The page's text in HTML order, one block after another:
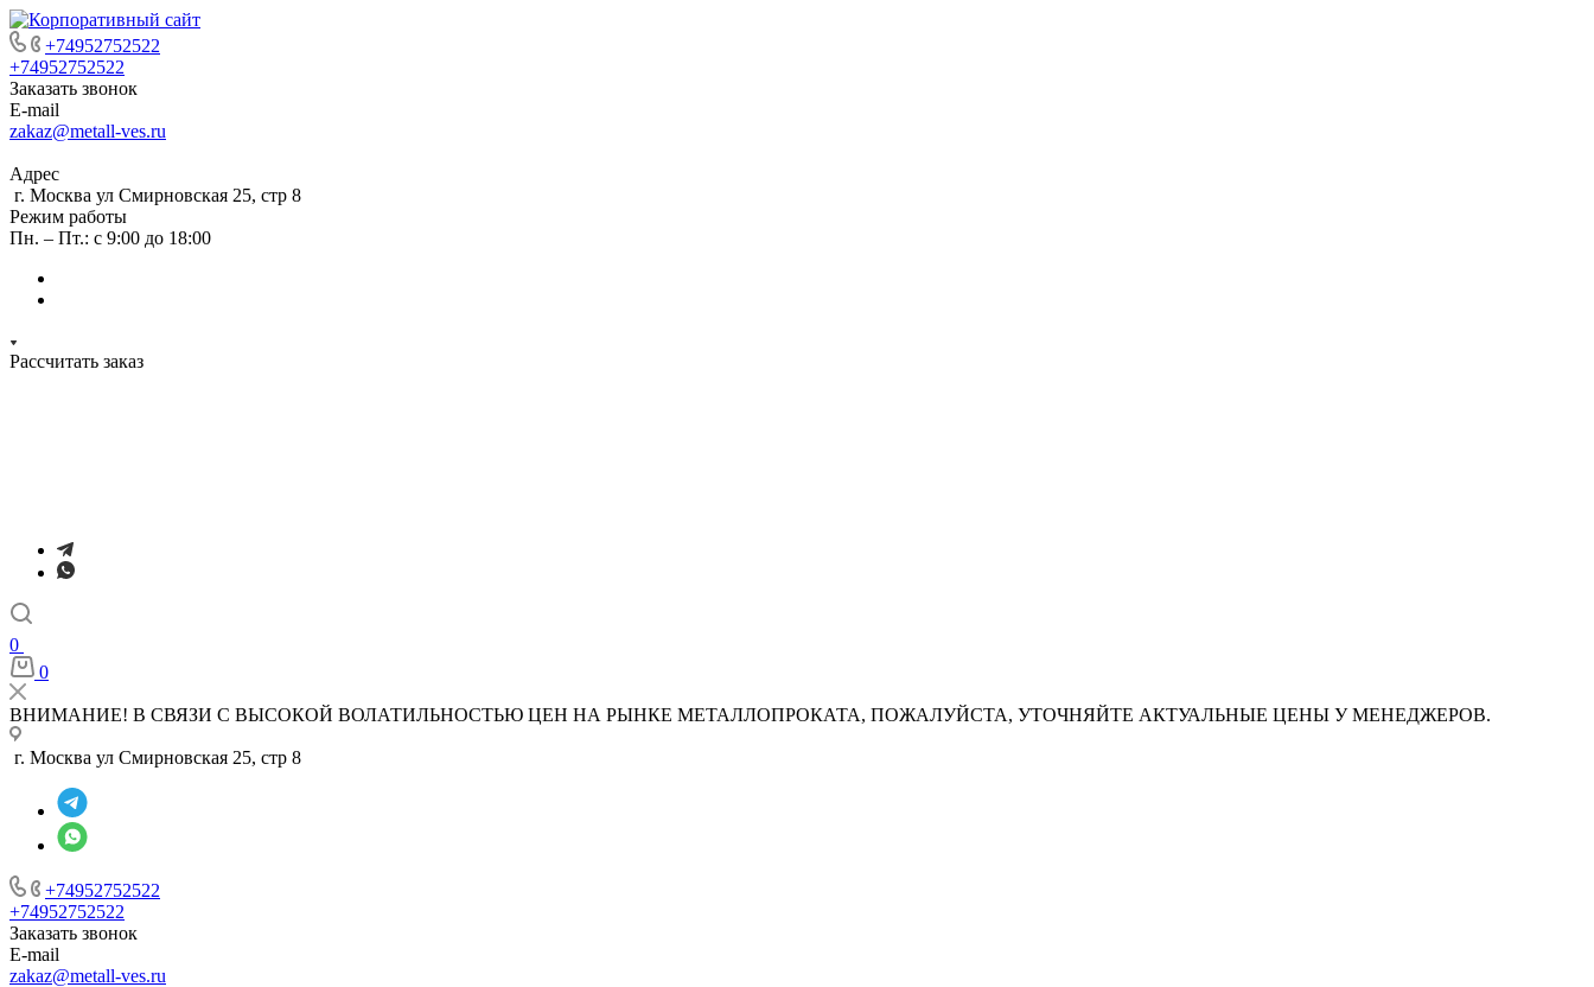
+74952752522
+74952752522
Заказать звонок
E-mail
zakaz@metall-ves.ru
Адрес
г. Москва ул Смирновская 25, стр 8
Режим работы
Пн. – Пт.: с 9:00 до 18:00
Рассчитать заказ
0
0
ВНИМАНИЕ! В СВЯЗИ С ВЫСОКОЙ ВОЛАТИЛЬНОСТЬЮ ЦЕН НА РЫНКЕ МЕТАЛЛОПРОКАТА, ПОЖАЛУЙСТА, УТОЧНЯЙТЕ АКТУАЛЬНЫЕ ЦЕНЫ У МЕНЕДЖЕРОВ.
г. Москва ул Смирновская 25, стр 8
+74952752522
+74952752522
Заказать звонок
E-mail
zakaz@metall-ves.ru